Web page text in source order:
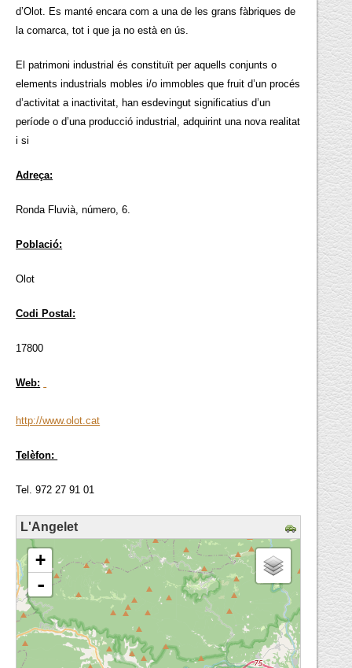
d’Olot. Es manté encara com a una de les grans fàbriques de
la comarca, tot i que ja no està en ús.
El patrimoni industrial és constituït per aquells conjunts o
elements industrials mobles i/o immobles que fruit d’un procés
d’activitat a inactivitat, han esdevingut significatius d’un
període o d’una producció industrial, adquirint una nova realitat
i si
Adreça:
Ronda Fluvià, número, 6.
Població:
Olot
Codi Postal:
17800
Web:
http://www.olot.cat
Telèfon:
Tel. 972 27 91 01
L'Angelet
loading map - please wait...
+
-